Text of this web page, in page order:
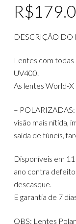
R$
DESCRIÇÃO DO
Lentes com todas
UV400.
As lentes World-X
–
visão mais nítida,
saída de túneis,
Disponíveis em
ano contra
descasque.
E garantia de 7
OBS: Lentes